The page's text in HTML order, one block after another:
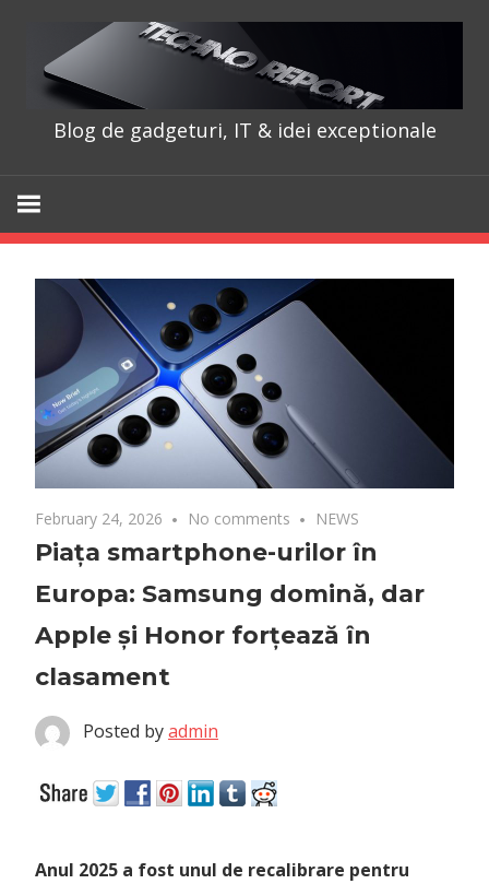
content
Blog de gadgeturi, IT & idei exceptionale
February 24, 2026 No comments NEWS
Piața smartphone-urilor în
Europa: Samsung domină, dar
Apple și Honor forțează în
clasament
Posted byadmin
Anul 2025 a fost unul de recalibrare pentru